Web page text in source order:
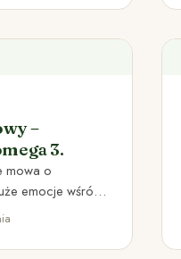
–
3.
mowa o
emocje wśród
budwigowy